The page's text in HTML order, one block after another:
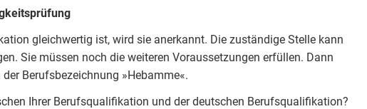
gleichwertig ist, wird sie anerkannt. Die zuständige Stelle kann
Sie müssen noch die weiteren Voraussetzungen erfüllen. Dann
Berufsbezeichnung »Hebamme«.
Ihrer Berufsqualifikation und der deutschen Berufsqualifikation?